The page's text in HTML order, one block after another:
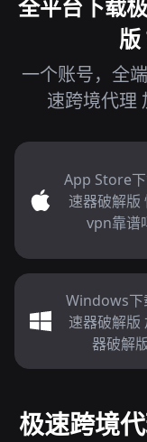
全平台下载
一个账号，全
速跨境代理
App Store
速器破解版
vpn靠谱
Windows下
速器破解版
器破解
极速跨境